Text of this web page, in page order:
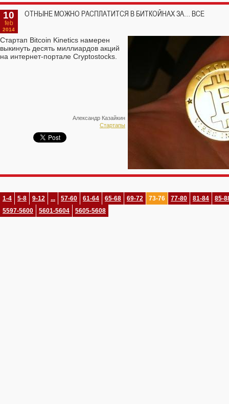
10
feb
2014
ОТНЫНЕ МОЖНО РАСПЛАТИТСЯ В БИТКОЙНАХ ЗА… ВСЕ
Стартап Bitcoin Kinetics намерен
выкинуть десять миллиардов акций
на интернет-портале Cryptostocks.
Александр Казайкин
Стартапы
1-4 5-8 9-12 ... 57-60 61-64 65-68 69-72 73-76 77-80 81-84
85-
5597-5600
5601-5604 5605-5608